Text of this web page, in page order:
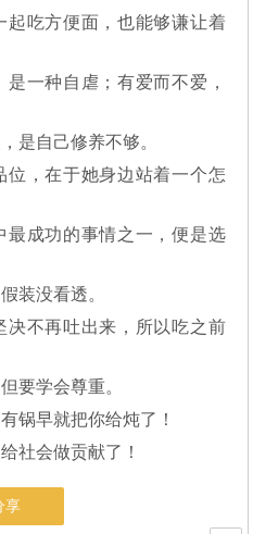
吃方便面，也能够谦让着
一种自虐；有爱而不爱，
自己修养不够。
，在于她身边站着一个怎
成功的事情之一，便是选
没看透。
不再吐出来，所以吃之前
学会尊重。
早就把你给炖了！
会做贡献了！
享